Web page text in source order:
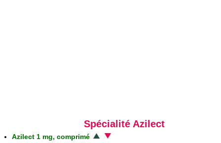
Spécialité Azilect
Azilect 1 mg, comprimé